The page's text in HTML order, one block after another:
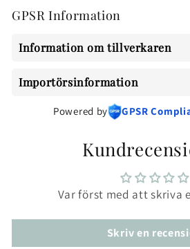
GPSR Information
Information om tillverkaren
Importörsinformation
Powered by GPSR
Var först med att skriva
Skriv en